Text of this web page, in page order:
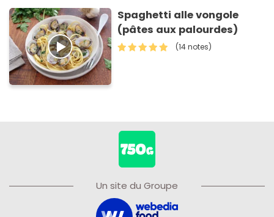
Spaghetti alle vongole
(pâtes aux palourdes)
(14 notes)
Un site du Groupe